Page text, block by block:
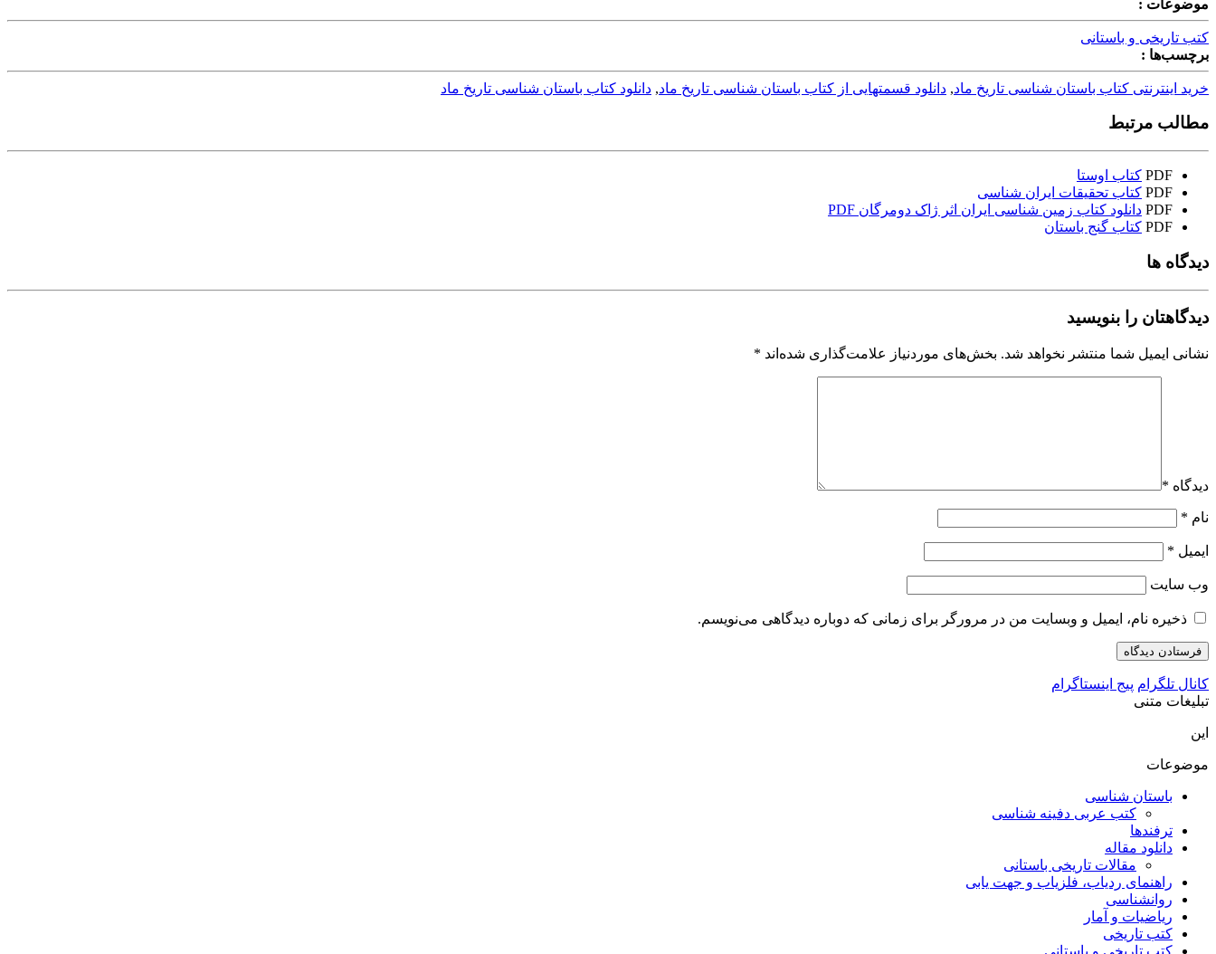
موضوعات :
کتب تاریخی و باستانی
برچسب‌ها :
خرید اینترنتی کتاب باستان شناسی تاریخ ماد, دانلود قسمتهایی از کتاب باستان شناسی تاریخ ماد, دانلود کتاب باستان شناسی تاریخ ماد
مطالب مرتبط
PDF کتاب اوستا
PDF کتاب تحقیقات ایران شناسی
PDF دانلود کتاب زمین شناسی ایران اثر ژاک دومرگان PDF
PDF کتاب گنج باستان
دیدگاه ها
دیدگاهتان را بنویسید
نشانی ایمیل شما منتشر نخواهد شد. بخش‌های موردنیاز علامت‌گذاری شده‌اند *
دیدگاه *
نام *
ایمیل *
وب‌ سایت
ذخیره نام، ایمیل و وبسایت من در مرورگر برای زمانی که دوباره دیدگاهی می‌نویسم.
کانال تلگرام پیج اینستاگرام
تبلیغات متنی
این
موضوعات
باستان شناسی
کتب عربی دفینه شناسی
ترفندها
دانلود مقاله
مقالات تاریخی باستانی
راهنمای ردیاب، فلزیاب و جهت یابی
روانشناسی
ریاضیات و آمار
کتب تاریخی
کتب تاریخی و باستانی